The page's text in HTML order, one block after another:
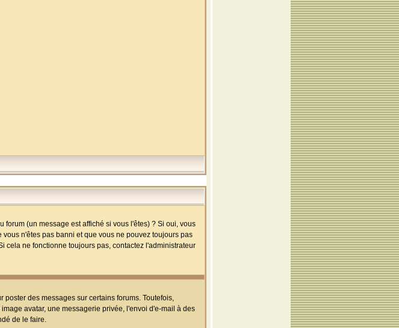
(un message est affiché si vous l'êtes) ? Si oui, vous
n'êtes pas banni et que vous ne pouvez toujours pas
cela ne fonctionne toujours pas, contactez l'administrateur
des messages sur certains forums. Toutefois,
avatar, une messagerie privée, l'envoi d'e-mail à des
de le faire.